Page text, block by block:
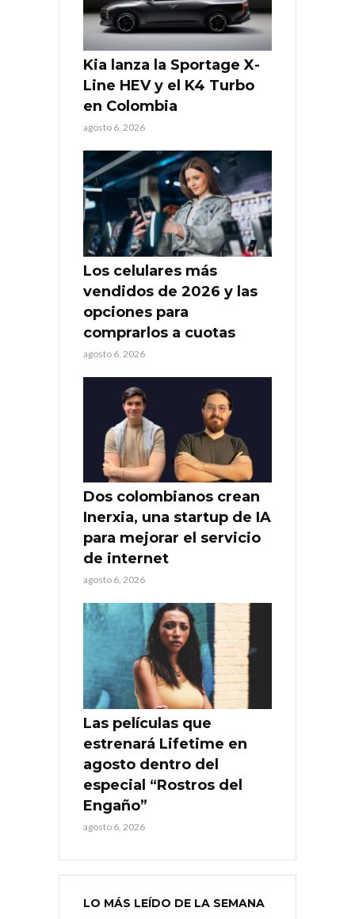
Kia lanza la Sportage X-
Line HEV y el K4 Turbo
en Colombia
agosto 6, 2026
Los celulares más
vendidos de 2026 y las
opciones para
comprarlos a cuotas
agosto 6, 2026
Dos colombianos crean
Inerxia, una startup de IA
para mejorar el servicio
de internet
agosto 6, 2026
Las películas que
estrenará Lifetime en
agosto dentro del
especial “Rostros del
Engaño”
agosto 6, 2026
LO MÁS LEÍDO DE LA SEMANA